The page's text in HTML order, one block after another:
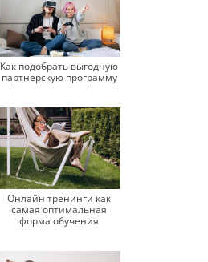
Как подобрать выгодную
партнерскую программу
Онлайн тренинги как
самая оптимальная
форма обучения